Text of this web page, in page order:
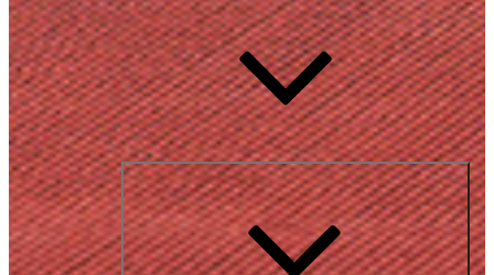
le
sous-
menu